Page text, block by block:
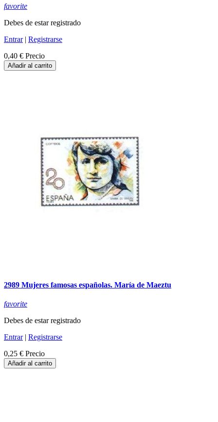
favorite
Debes de estar registrado
Entrar| Registrarse
0,40 € Precio
Añadir al carrito
2989 Mujeres famosas españolas. María de Maeztu
favorite
Debes de estar registrado
Entrar| Registrarse
0,25 € Precio
Añadir al carrito